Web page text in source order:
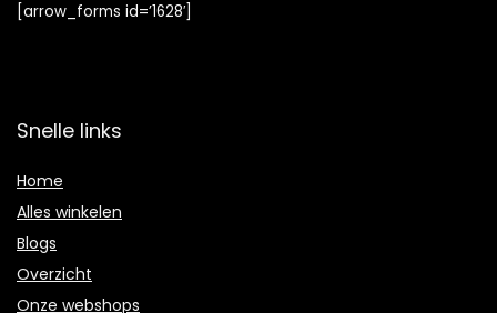
[arrow_forms id=’1628′]
Snelle links
Home
Alles winkelen
Blogs
Overzicht
Onze webshops